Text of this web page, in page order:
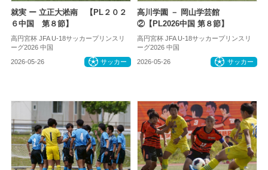
就実 ー 立正大淞南 【PL２０２
６中国 第８節】
高円宮杯 JFA U-18サッカープリンスリ
ーグ2026 中国
2026-05-26 サッカー
高川学園 － 岡山学芸館
②【PL2026中国 第８節】
高円宮杯 JFA U-18サッカープリンスリ
ーグ2026 中国
2026-05-26 サッカー